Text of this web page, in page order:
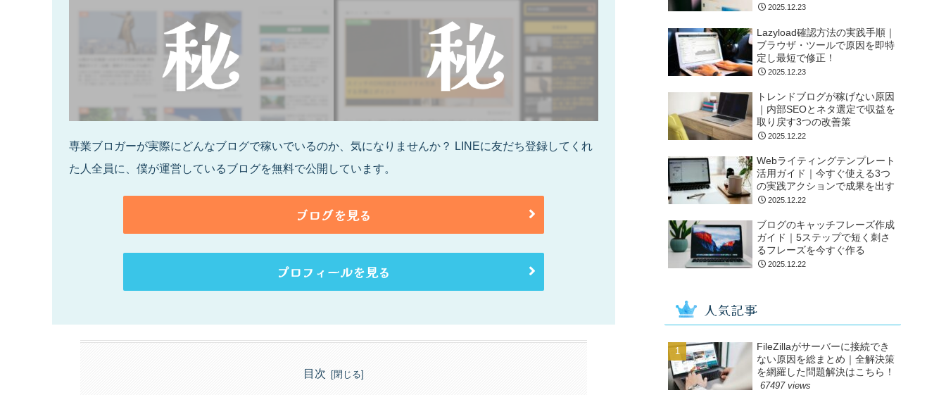
専業ブロガーが実際にどんなブログで稼いでいるのか、気になりませんか？ LINEに友だち登録してくれ
た人全員に、僕が運営しているブログを無料で公開しています。
ブログを見る
プロフィールを見る
目次
2025.12.23
Lazyload確認方法の実践手順｜
ブラウザ・ツールで原因を即特
定し最短で修正！
2025.12.23
トレンドブログが稼げない原因
｜内部SEOとネタ選定で収益を
取り戻す3つの改善策
2025.12.22
Webライティングテンプレート
活用ガイド｜今すぐ使える3つ
の実践アクションで成果を出す
2025.12.22
ブログのキャッチフレーズ作成
ガイド｜5ステップで短く刺さ
るフレーズを今すぐ作る
2025.12.22
人気記事
FileZillaがサーバーに接続でき
ない原因を総まとめ｜全解決策
を網羅した問題解決はこちら！
67497 views